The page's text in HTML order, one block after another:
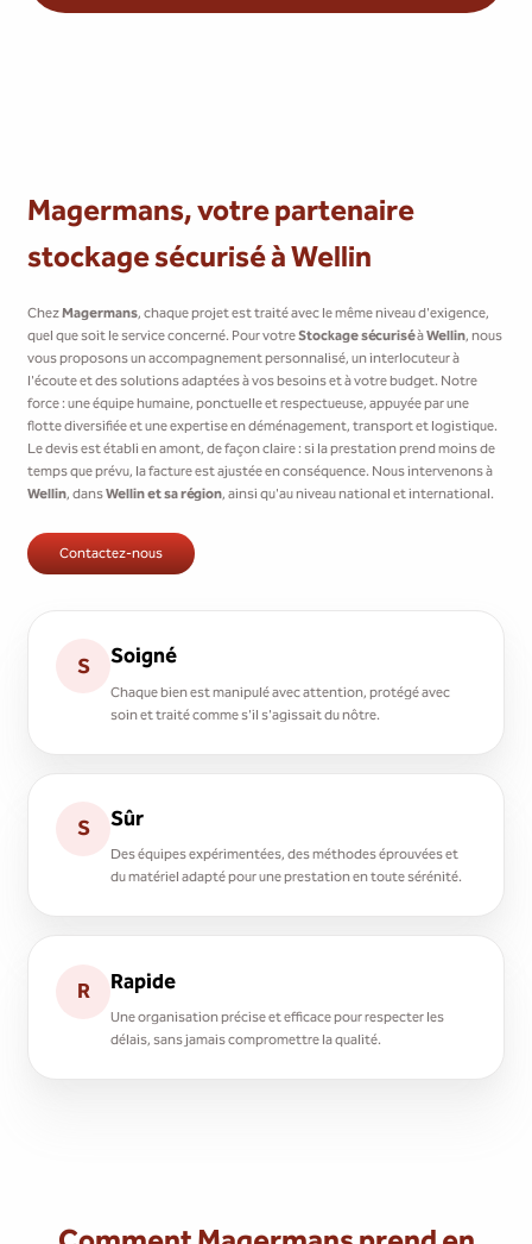
Magermans, votre partenaire
stockage sécurisé à Wellin
ChezMagermans, chaque projet est traité avec le même niveau d'exigence,
quel que soit le service concerné. Pour votreStockage sécuriséàWellin, nous
vous proposons un accompagnement personnalisé, un interlocuteur à
l'écoute et des solutions adaptées à vos besoins et à votre budget. Notre
force : une équipe humaine, ponctuelle et respectueuse, appuyée par une
flotte diversifiée et une expertise en déménagement, transport et logistique.
Le devis est établi en amont, de façon claire : si la prestation prend moins de
temps que prévu, la facture est ajustée en conséquence. Nous intervenons à
Wellin, dansWellin et sa région, ainsi qu'au niveau national et international.
Contactez-nous
S Soigné
Chaque bien est manipulé avec attention, protégé avec
soin et traité comme s'il s'agissait du nôtre.
S Sûr
Des équipes expérimentées, des méthodes éprouvées et
du matériel adapté pour une prestation en toute sérénité.
R Rapide
Une organisation précise et efficace pour respecter les
délais, sans jamais compromettre la qualité.